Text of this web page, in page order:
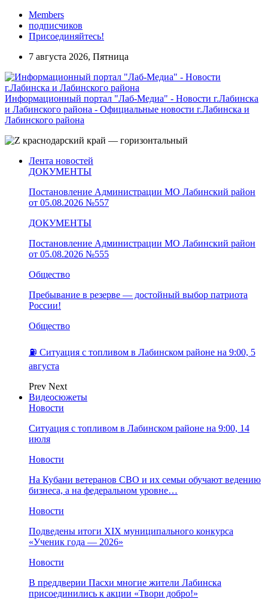
Members
подписчиков
Присоединяйтесь!
7 августа 2026, Пятница
Информационный портал "Лаб-Медиа" - Новости г.Лабинска
и Лабинского района - Официальные новости г.Лабинска и
Лабинского района
Лента новостей
ДОКУМЕНТЫ
Постановление Администрации МО Лабинский район
от 05.08.2026 №557
ДОКУМЕНТЫ
Постановление Администрации МО Лабинский район
от 05.08.2026 №555
Общество
Пребывание в резерве — достойный выбор патриота
России!
Общество
⛽️ Ситуация с топливом в Лабинском районе на 9:00, 5
августа
Prev Next
Видеосюжеты
Новости
Ситуация с топливом в Лабинском районе на 9:00, 14
июля
Новости
На Кубани ветеранов СВО и их семьи обучают ведению
бизнеса, а на федеральном уровне…
Новости
Подведены итоги XIX муниципального конкурса
«Ученик года — 2026»
Новости
В преддверии Пасхи многие жители Лабинска
присоединились к акции «Твори добро!»